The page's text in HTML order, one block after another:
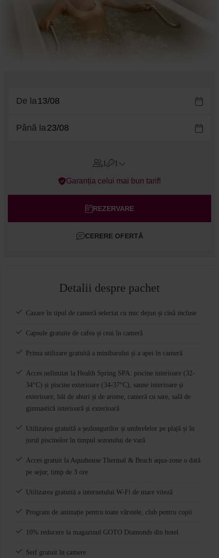
De la
Până la
1 1
Errors?
Copii
Garanția celui mai bun tarif!
REZERVARE
CERERE OFERTĂ
Detalii despre pachet
Cazare în tipul de cameră selectat cu mic dejun și cină incluse
Capsule gratuite de cafea și ceai în cameră
Prima utilizare gratuită a minibarului și a apei în cameră
Acces nelimitat la Health Spring SPA: piscine interioare (32-
34°C) și piscine exterioare (34-37°C), saune interioare și
exterioare, băi de aburi și de arome, cameră cu sare, sală de
gimnastică interioară și exterioară
Utilizarea gratuită a șezlongurilor și umbrelelor pe plajă și în
jurul piscinelor în timpul sezonului de vară
Acces gratuit la Aquahouse Thermal & Beach aqua-zone o dată
pe sejur, timp de 3 ore
Utilizarea gratuită a internetului W-Fi de mare viteză
Program de animație pentru toate vârstele, club pentru copii
10% reducere la magazinul GOTO Diamonds din hotel
Seif gratuit în camere